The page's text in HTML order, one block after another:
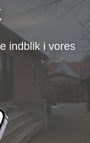
indblik i vores